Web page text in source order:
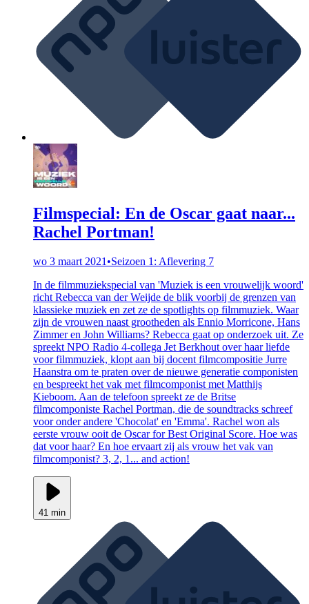
Filmspecial: En de Oscar gaat naar...
Rachel Portman!
wo 3 maart 2021 •Seizoen 1: Aflevering 7
In de filmmuziekspecial van 'Muziek is een vrouwelijk woord'
richt Rebecca van der Weijde de blik voorbij de grenzen van
klassieke muziek en zet ze de spotlights op filmmuziek. Waar
zijn de vrouwen naast grootheden als Ennio Morricone, Hans
Zimmer en John Williams? Rebecca gaat op onderzoek uit. Ze
spreekt NPO Radio 4-collega Jet Berkhout over haar liefde
voor filmmuziek, klopt aan bij docent filmcompositie Jurre
Haanstra om te praten over de nieuwe generatie componisten
en bespreekt het vak met filmcomponist met Matthijs
Kieboom. Aan de telefoon spreekt ze de Britse
filmcomponiste Rachel Portman, die de soundtracks schreef
voor onder andere 'Chocolat' en 'Emma'. Rachel won als
eerste vrouw ooit de Oscar for Best Original Score. Hoe was
dat voor haar? En hoe ervaart zij als vrouw het vak van
filmcomponist? 3, 2, 1... and action!
41 min